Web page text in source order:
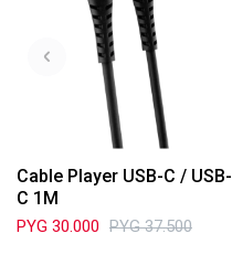
Cable Player USB-C / USB-
C 1M
PYG 30.000 PYG 37.500